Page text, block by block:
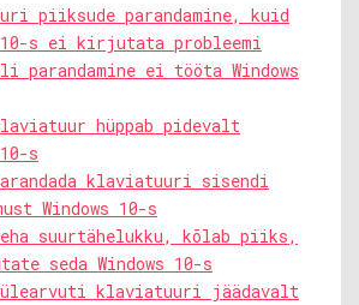
piiksude parandamine, kuid
10-s ei kirjutata probleemi
parandamine ei tööta Windows
hüppab pidevalt
s
klaviatuuri sisendi
Windows 10-s
suurtähelukku, kõlab piiks,
seda Windows 10-s
klaviatuuri jäädavalt